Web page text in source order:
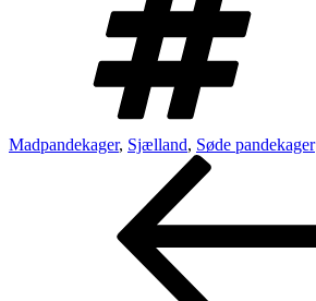
Madpandekager, Sjælland, Søde pandekager
Indlægsnavigation